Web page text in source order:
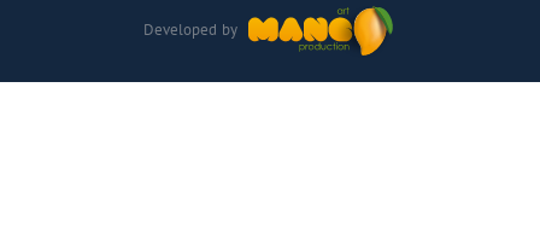
Developed by